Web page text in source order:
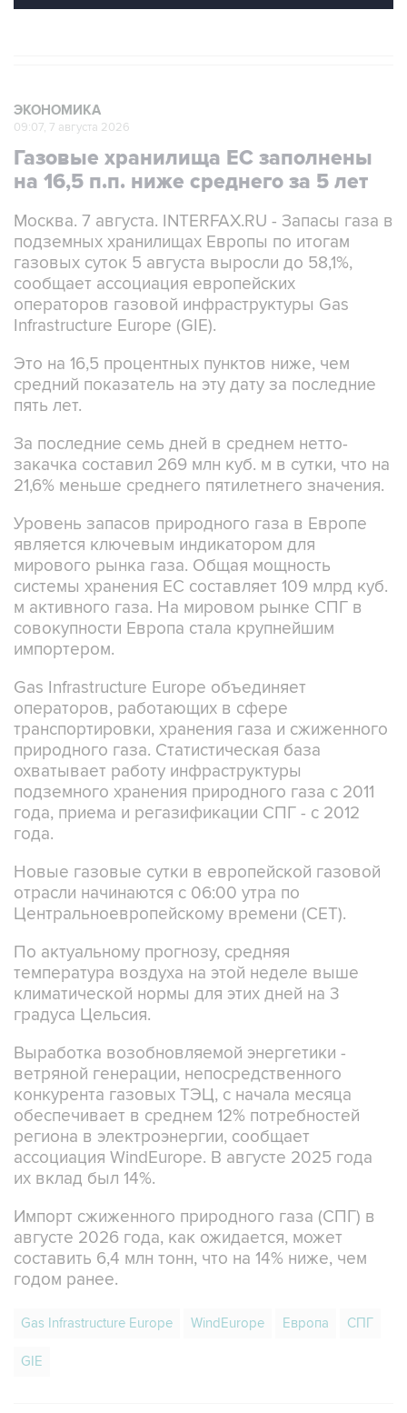
ЭКОНОМИКА
09:07, 7 августа 2026
Газовые хранилища ЕС заполнены
на 16,5 п.п. ниже среднего за 5 лет
Москва. 7 августа. INTERFAX.RU - Запасы газа в
подземных хранилищах Европы по итогам
газовых суток 5 августа выросли до 58,1%,
сообщает ассоциация европейских
операторов газовой инфраструктуры Gas
Infrastructure Europe (GIE).
Это на 16,5 процентных пунктов ниже, чем
средний показатель на эту дату за последние
пять лет.
За последние семь дней в среднем нетто-
закачка составил 269 млн куб. м в сутки, что на
21,6% меньше среднего пятилетнего значения.
Уровень запасов природного газа в Европе
является ключевым индикатором для
мирового рынка газа. Общая мощность
системы хранения ЕС составляет 109 млрд куб.
м активного газа. На мировом рынке СПГ в
совокупности Европа стала крупнейшим
импортером.
Gas Infrastructure Europe объединяет
операторов, работающих в сфере
транспортировки, хранения газа и сжиженного
природного газа. Статистическая база
охватывает работу инфраструктуры
подземного хранения природного газа с 2011
года, приема и регазификации СПГ - с 2012
года.
Новые газовые сутки в европейской газовой
отрасли начинаются c 06:00 утра по
Центральноевропейскому времени (CET).
По актуальному прогнозу, средняя
температура воздуха на этой неделе выше
климатической нормы для этих дней на 3
градуса Цельсия.
Выработка возобновляемой энергетики -
ветряной генерации, непосредственного
конкурента газовых ТЭЦ, с начала месяца
обеспечивает в среднем 12% потребностей
региона в электроэнергии, сообщает
ассоциация WindEurope. В августе 2025 года
их вклад был 14%.
Импорт сжиженного природного газа (СПГ) в
августе 2026 года, как ожидается, может
составить 6,4 млн тонн, что на 14% ниже, чем
годом ранее.
Gas Infrastructure Europe WindEurope Европа СПГ
GIE